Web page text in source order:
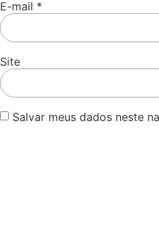
E-mail *
Site
Salvar meus dados neste